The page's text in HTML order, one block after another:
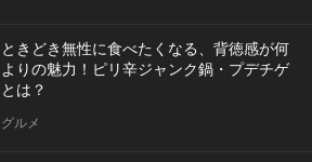
ときどき無性に食べたくなる、背徳感が何
よりの魅力！ピリ辛ジャンク鍋・プデチゲ
とは？
グルメ